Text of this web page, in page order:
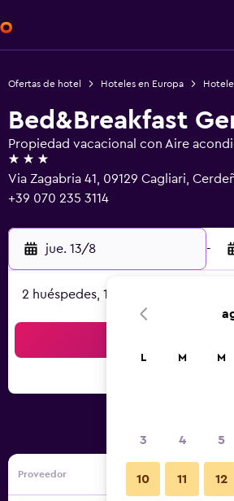
Ofertas de hotel Hoteles en Europa
Bed&Breakfast
Propiedad vacacional con Aire
3 estrellas
Via Zagabria 41, 09129 Cagliari,
+39 070 235 3114
jue. 13/8 -
2 huéspedes, 1 habitación
Proveedor
L M M
3 4 5
10 11 12